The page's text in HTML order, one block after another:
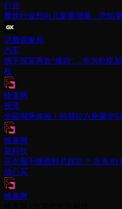
行业
餐饮行业想向儿童要增量，恐怕
消费观象局
汽车
携手深蓝再造“爆款”，华为乾崑
权
锋巢网
视觉
全能驾乘体验！特斯拉六座豪华
锋巢网
新科技
买衣服不懂面料总踩坑？ 京东JD
放心买
锋巢网